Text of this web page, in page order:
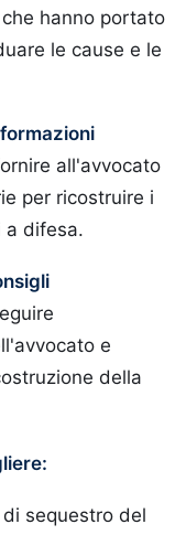
hanno portato
le cause e le
all'avvocato
per ricostruire i
a difesa.
e
della
sequestro del